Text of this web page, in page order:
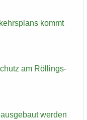
kommt
am Röl­lings­
wer­den